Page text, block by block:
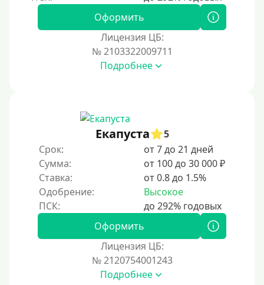
Под залог недвижимости
Под ПТС по доверенности
Цель
На Новый Год
Для исправления кредитной истории
На погашение других займов
До зарплаты
Оформить
Лицензия ЦБ:
№ 2103322009711
Подробнее
Екапуста
5
Срок:
от 7 до 21 дней
Сумма:
от 100 до 30 000 ₽
Ставка:
от 0.8 до 1.5%
Одобрение:
Высокое
Оформить
Лицензия ЦБ:
№ 2120754001243
Подробнее